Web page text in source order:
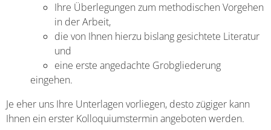
Ihre Überlegungen zum methodischen Vorgehen
in der Arbeit,
die von Ihnen hierzu bislang gesichtete Literatur
und
eine erste angedachte Grobgliederung
eingehen.
Je eher uns Ihre Unterlagen vorliegen, desto zügiger kann
Ihnen ein erster Kolloquiumstermin angeboten werden.